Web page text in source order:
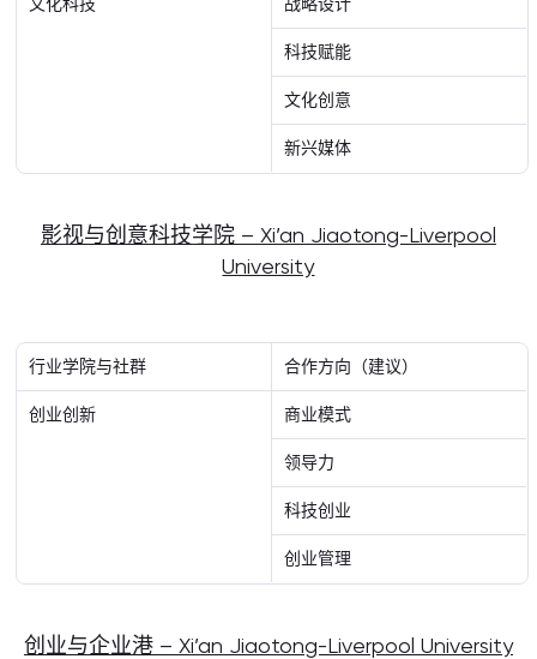
科技赋能
文化创意
新兴媒体
影视与创意科技学院 – Xi’an Jiaotong-Liverpool
University
行业学院与社群 合作方向（建议）
创业创新 商业模式
领导力
科技创业
创业管理
创业与企业港 – Xi’an Jiaotong-Liverpool University